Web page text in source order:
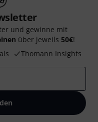
und gewinne mit
über jeweils 50€!
Thomann Insights